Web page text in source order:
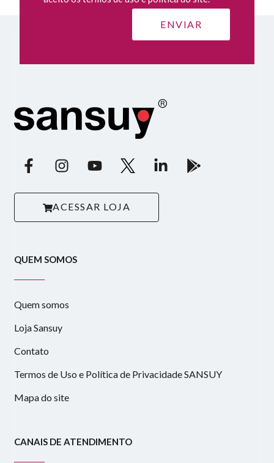
ACESSAR LOJA
QUEM SOMOS
Quem somos
Loja Sansuy
Contato
Termos de Uso e Política de Privacidade SANSUY
Mapa do site
CANAIS DE ATENDIMENTO